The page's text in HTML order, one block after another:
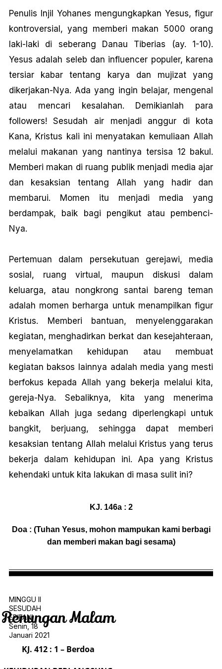
Penulis Injil Yohanes mengungkapkan Yesus, figur
kontroversial, yang memberi makan 5000 orang
laki-laki di seberang Danau Tiberias (ay. 1-10).
Yesus adalah seleb dan influencer populer, karena
tersiar kabar tentang karya dan mujizat yang
dikerjakan-Nya. Ada yang ingin belajar, mengenal
atau mencari kesalahan. Demikianlah para
followers! Sesudah air menjadi anggur di kota
Kana, Kristus kali ini menyatakan kemuliaan Allah
melalui makanan yang nantinya tersisa 12 bakul.
Memberi makan di ruang publik menjadi media ajar
dan kesaksian tentang Allah yang hadir dan
membarui. Momen itu menjadi media yang
berdampak, baik bagi pengikut atau pembenci-
Nya.
Pertemuan dalam persekutuan gerejawi, media
sosial, ruang virtual, maupun diskusi dalam
keluarga, atau nongkrong santai bareng teman
adalah momen berharga untuk menampilkan figur
Kristus. Memberi bantuan, menyelenggarakan
kegiatan, menghadirkan berkat dan kesejahteraan,
menyelamatkan kehidupan atau membuat
kegiatan baksos Iainnya adalah media yang mesti
berfokus kepada Allah yang bekerja melalui kita,
gereja-Nya. Sebaliknya, kita yang menerima
kebaikan Allah juga sedang diperlengkapi untuk
bangkit, berjuang, sehingga dapat memberi
kesaksian tentang Allah melalui Kristus yang terus
bekerja dalam kehidupan ini. Apa yang Kristus
kehendaki untuk kita lakukan di masa sulit ini?
KJ. 146a : 2
Doa : (Tuhan Yesus, mohon mampukan kami berbagi
dan memberi makan bagi sesama)
MINGGU II
SESUDAH
EPIFANI
Senin, 18
Januari 2021
Renungan Malam
KJ. 412 : 1 – Berdoa